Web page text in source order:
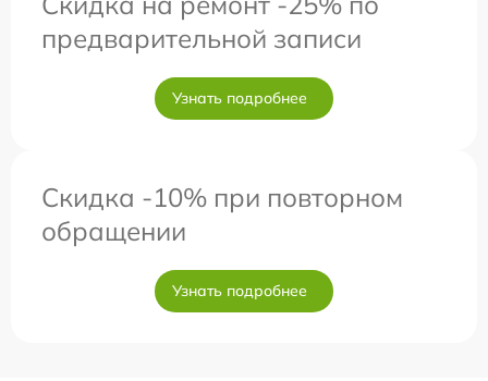
предварительной записи
Узнать подробнее
Скидка -10% при повторном
обращении
Узнать подробнее